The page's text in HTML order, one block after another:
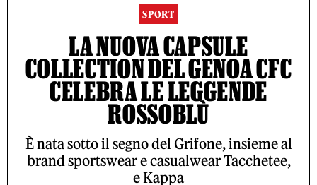
SPORT
LA NUOVA CAPSULE
COLLECTION DEL GENOA CFC
CELEBRA LE LEGGENDE
ROSSOBLÙ
È nata sotto il segno del Grifone, insieme al
brand sportswear e casualwear Tacchetee,
e Kappa